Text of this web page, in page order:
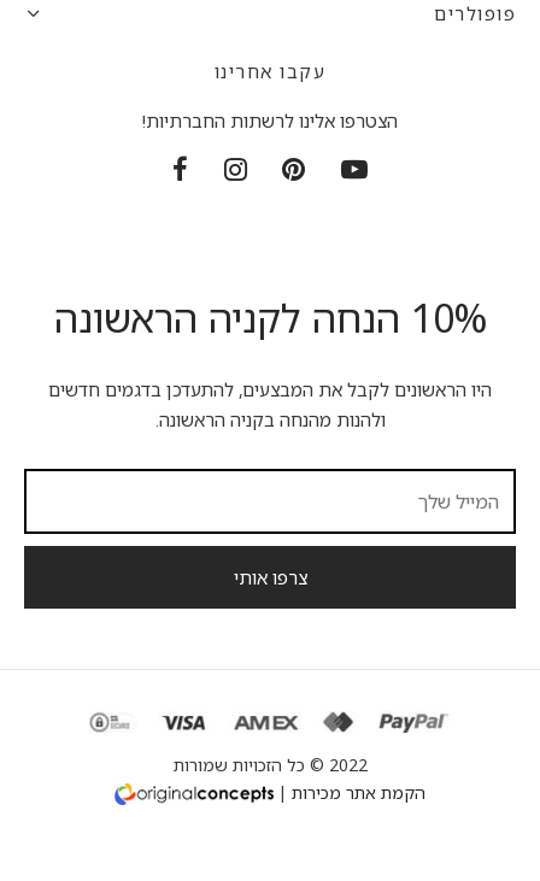
פופולרים
עקבו אחרינו
הצטרפו אלינו לרשתות החברתיות!
10% הנחה לקניה הראשונה
היו הראשונים לקבל את המבצעים, להתעדכן בדגמים חדשים
ולהנות מהנחה בקניה הראשונה.
2022 © כל הזכויות שמורות
הקמת אתר מכירות |